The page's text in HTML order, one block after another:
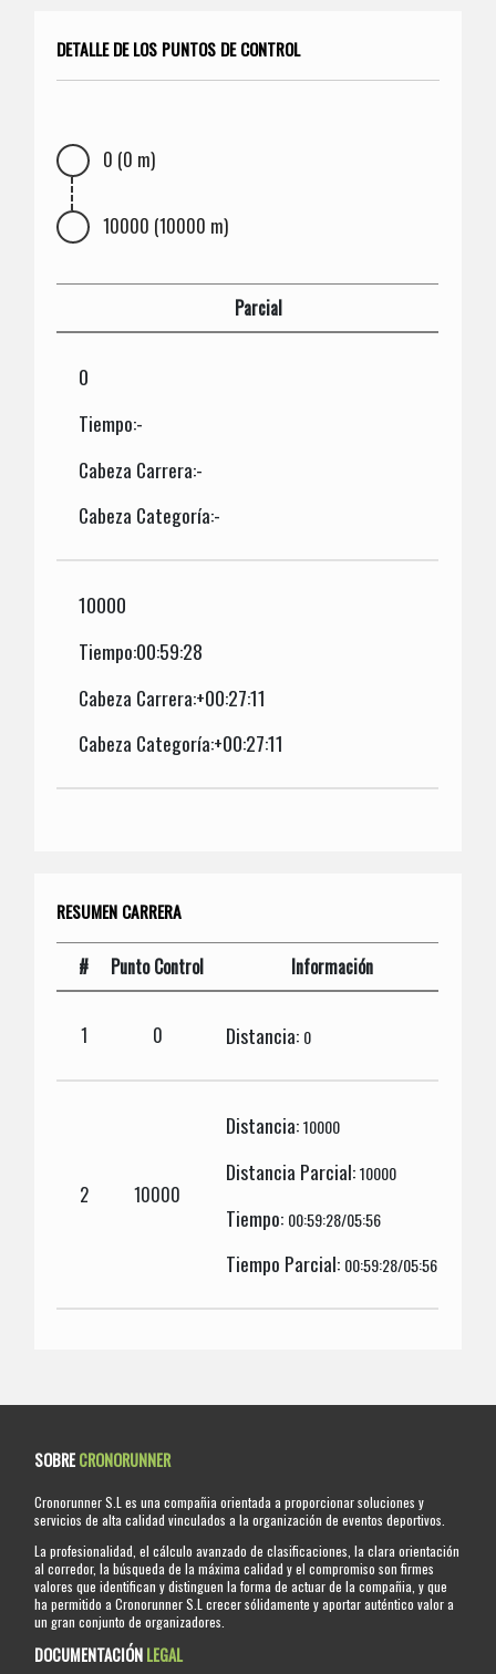
DETALLE DE LOS PUNTOS DE CONTROL
0 (0 m)
10000 (10000 m)
Parcial
0
Tiempo:-
Cabeza Carrera:-
Cabeza Categoría:-
10000
Tiempo:00:59:28
Cabeza Carrera:+00:27:11
Cabeza Categoría:+00:27:11
RESUMEN CARRERA
# Punto Control Información
1 0 Distancia: 0
2 10000
Distancia:10000
Distancia Parcial:10000
Tiempo: 00:59:28/05:56
Tiempo Parcial: 00:59:28/05:56
SOBRECRONORUNNER
Cronorunner S.L es una compañia orientada a proporcionar soluciones y
servicios de alta calidad vinculados a la organización de eventos deportivos.
La profesionalidad, el cálculo avanzado de clasificaciones, la clara orientación
al corredor, la búsqueda de la máxima calidad y el compromiso son firmes
valores que identifican y distinguen la forma de actuar de la compañia, y que
ha permitido a Cronorunner S.L crecer sólidamente y aportar auténtico valor a
un gran conjunto de organizadores.
DOCUMENTACIÓNLEGAL